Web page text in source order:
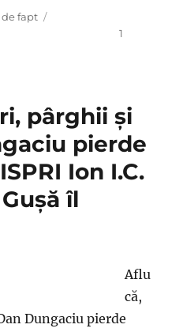
de fapt
1
pârghii şi
pierde
Ion I.C.
îl
Aflu
că,
Dungaciu pierde